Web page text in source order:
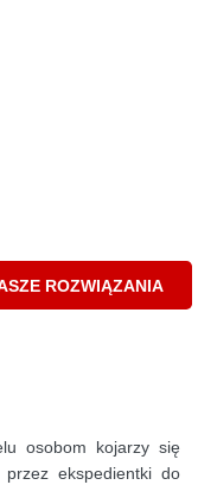
ROZWIĄZANIA
osobom kojarzy się
przez ekspedientki do